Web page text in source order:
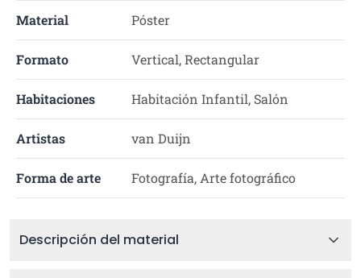
Material Póster
Formato Vertical, Rectangular
Habitaciones Habitación Infantil, Salón
Artistas van Duijn
Forma de arte Fotografía, Arte fotográfico
Descripción del material